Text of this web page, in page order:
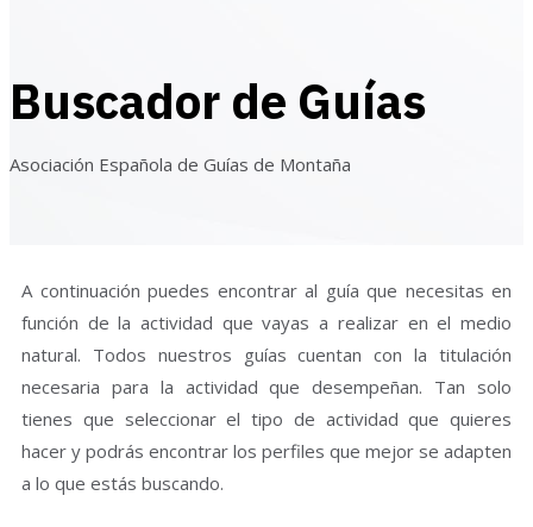
Buscador de Guías
Asociación Española de Guías de Montaña
A continuación puedes encontrar al guía que necesitas en
función de la actividad que vayas a realizar en el medio
natural. Todos nuestros guías cuentan con la titulación
necesaria para la actividad que desempeñan. Tan solo
tienes que seleccionar el tipo de actividad que quieres
hacer y podrás encontrar los perfiles que mejor se adapten
a lo que estás buscando.